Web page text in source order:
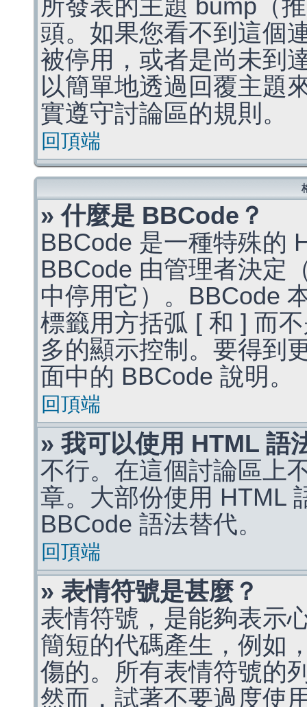
所發表的主題 bump（
頭。如果您看不到這個
被停用，或者是尚未到
以簡單地透過回覆主題
實遵守討論區的規則。
回頂端
» 什麼是 BBCode？
BBCode 是一種特殊的
BBCode 由管理者決定
中停用它）。BBCode
標籤用方括弧 [ 和 ] 而
多的顯示控制。要得到
面中的 BBCode 說明。
回頂端
» 我可以使用 HTML 語
不行。在這個討論區上
章。大部份使用 HTML
BBCode 語法替代。
回頂端
» 表情符號是甚麼？
表情符號，是能夠表示
簡短的代碼產生，例如
傷的。所有表情符號的
然而，試著不要過度使